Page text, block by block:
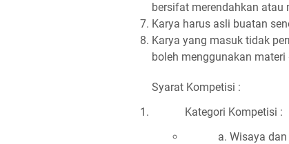
bersifat merendahkan atau
Karya harus asli buatan
Karya yang masuk tidak
boleh menggunakan
Syarat Kompetisi :
Kategori Kompetisi :
a. Wisaya